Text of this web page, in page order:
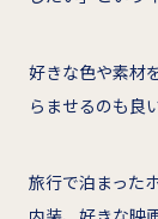
好きな色や素材
らませるのも良
旅行で泊まった